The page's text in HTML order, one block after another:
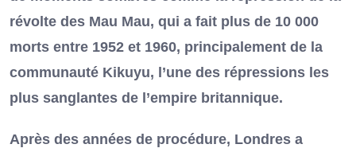
révolte des Mau Mau, qui a fait plus de 10 000
morts entre 1952 et 1960, principalement de la
communauté Kikuyu, l’une des répressions les
plus sanglantes de l’empire britannique.
Après des années de procédure, Londres a